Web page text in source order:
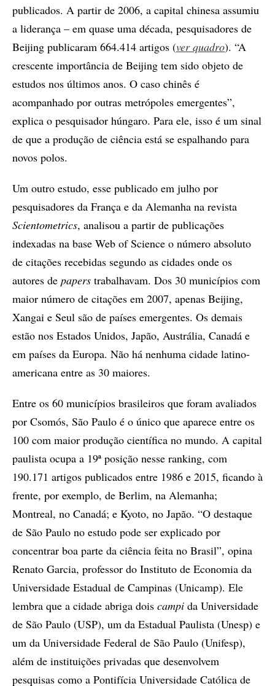
publicados. A partir de 2006, a capital chinesa assumiu
a liderança – em quase uma década, pesquisadores de
Beijing publicaram 664.414 artigos (ver quadro). “A
crescente importância de Beijing tem sido objeto de
estudos nos últimos anos. O caso chinês é
acompanhado por outras metrópoles emergentes”,
explica o pesquisador húngaro. Para ele, isso é um sinal
de que a produção de ciência está se espalhando para
novos polos.
Um outro estudo, esse publicado em julho por
pesquisadores da França e da Alemanha na revista
Scientometrics, analisou a partir de publicações
indexadas na base Web of Science o número absoluto
de citações recebidas segundo as cidades onde os
autores de papers trabalhavam. Dos 30 municípios com
maior número de citações em 2007, apenas Beijing,
Xangai e Seul são de países emergentes. Os demais
estão nos Estados Unidos, Japão, Austrália, Canadá e
em países da Europa. Não há nenhuma cidade latino-
americana entre as 30 maiores.
Entre os 60 municípios brasileiros que foram avaliados
por Csomós, São Paulo é o único que aparece entre os
100 com maior produção científica no mundo. A capital
paulista ocupa a 19ª posição nesse ranking, com
190.171 artigos publicados entre 1986 e 2015, ficando à
frente, por exemplo, de Berlim, na Alemanha;
Montreal, no Canadá; e Kyoto, no Japão. “O destaque
de São Paulo no estudo pode ser explicado por
concentrar boa parte da ciência feita no Brasil”, opina
Renato Garcia, professor do Instituto de Economia da
Universidade Estadual de Campinas (Unicamp). Ele
lembra que a cidade abriga dois campi da Universidade
de São Paulo (USP), um da Estadual Paulista (Unesp) e
um da Universidade Federal de São Paulo (Unifesp),
além de instituições privadas que desenvolvem
pesquisas como a Pontifícia Universidade Católica de